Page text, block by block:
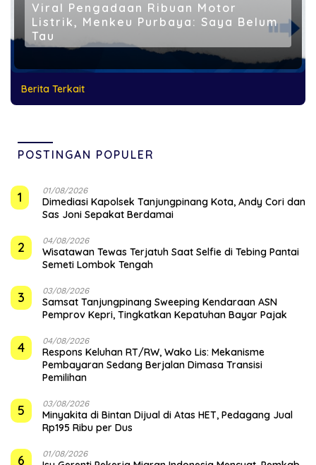
Viral Pengadaan Ribuan Motor
Listrik, Menkeu Purbaya: Saya Belum
Tau
Berita Terkait
POSTINGAN POPULER
1 01/08/2026
Dimediasi Kapolsek Tanjungpinang Kota, Andy Cori dan
Sas Joni Sepakat Berdamai
2 04/08/2026
Wisatawan Tewas Terjatuh Saat Selfie di Tebing Pantai
Semeti Lombok Tengah
3 03/08/2026
Samsat Tanjungpinang Sweeping Kendaraan ASN
Pemprov Kepri, Tingkatkan Kepatuhan Bayar Pajak
4 04/08/2026
‎Respons Keluhan RT/RW, Wako Lis: Mekanisme
Pembayaran Sedang Berjalan Dimasa Transisi
Pemilihan
5 03/08/2026
Minyakita di Bintan Dijual di Atas HET, Pedagang Jual
Rp195 Ribu per Dus
6 01/08/2026